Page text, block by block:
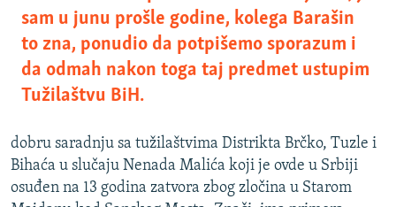
sam u junu prošle godine, kolega Barašin
to zna, ponudio da potpišemo sporazum i
da odmah nakon toga taj predmet ustupim
Tužilaštvu BiH.
dobru saradnju sa tužilaštvima Distrikta Brčko, Tuzle i
Bihaća u slučaju Nenada Malića koji je ovde u Srbiji
osuđen na 13 godina zatvora zbog zločina u Starom